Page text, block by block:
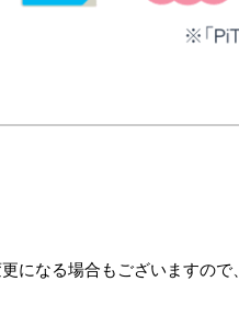
なる場合もございますの